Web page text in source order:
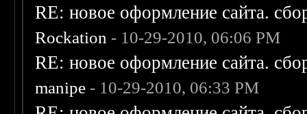
RE: новое оформление сайта.
Rockation - 10-29-2010, 06:06 PM
RE: новое оформление сайта.
manipe - 10-29-2010, 06:33 PM